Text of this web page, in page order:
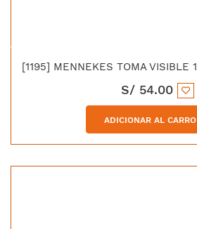
S/ 54.00
ADICIONAR AL CARRO